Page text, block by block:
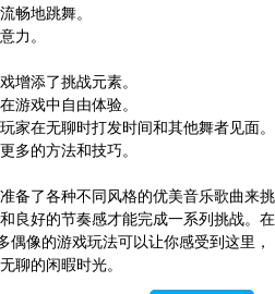
畅地跳舞。
力。
增添了挑战元素。
游戏中自由体验。
家在无聊时打发时间和其他舞者见面。
多的方法和技巧。
备了各种不同风格的优美音乐歌曲来挑
良好的节奏感才能完成一系列挑战。在
偶像的游戏玩法可以让你感受到这里，
聊的闲暇时光。